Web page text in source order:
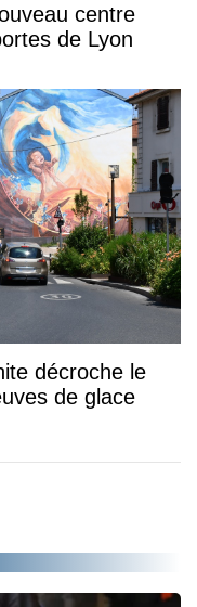
centre
de Lyon
décroche le
de glace